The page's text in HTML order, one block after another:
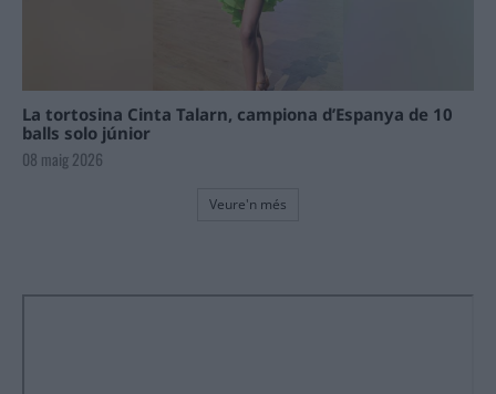
La tortosina Cinta Talarn, campiona d’Espanya de 10
balls solo júnior
08 maig 2026
Veure'n més